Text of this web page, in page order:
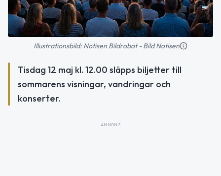
Illustrationsbild: Notisen Bildrobot - Bild Notisen
Tisdag 12 maj kl. 12.00 släpps biljetter till
sommarens visningar, vandringar och
konserter.
ANNONS